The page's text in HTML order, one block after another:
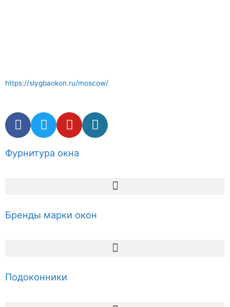
https://slygbaokon.ru/moscow/
Фурнитура окна
Бренды марки окон
Подоконники